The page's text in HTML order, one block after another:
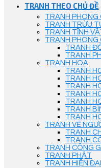
TRANH THEO CHỦ ĐỀ
TRANH PHONG
TRANH TRỪU
TRANH TĨNH
TRANH PHONG
TRANH
TRANH
TRANH HOA
TRANH
TRANH
TRANH
TRANH
TRANH
TRANH
TRANH
TRANH VẼ
TRANH
TRANH
TRANH CÔNG
TRANH PHẬT
TRANH HIỆN ĐẠI